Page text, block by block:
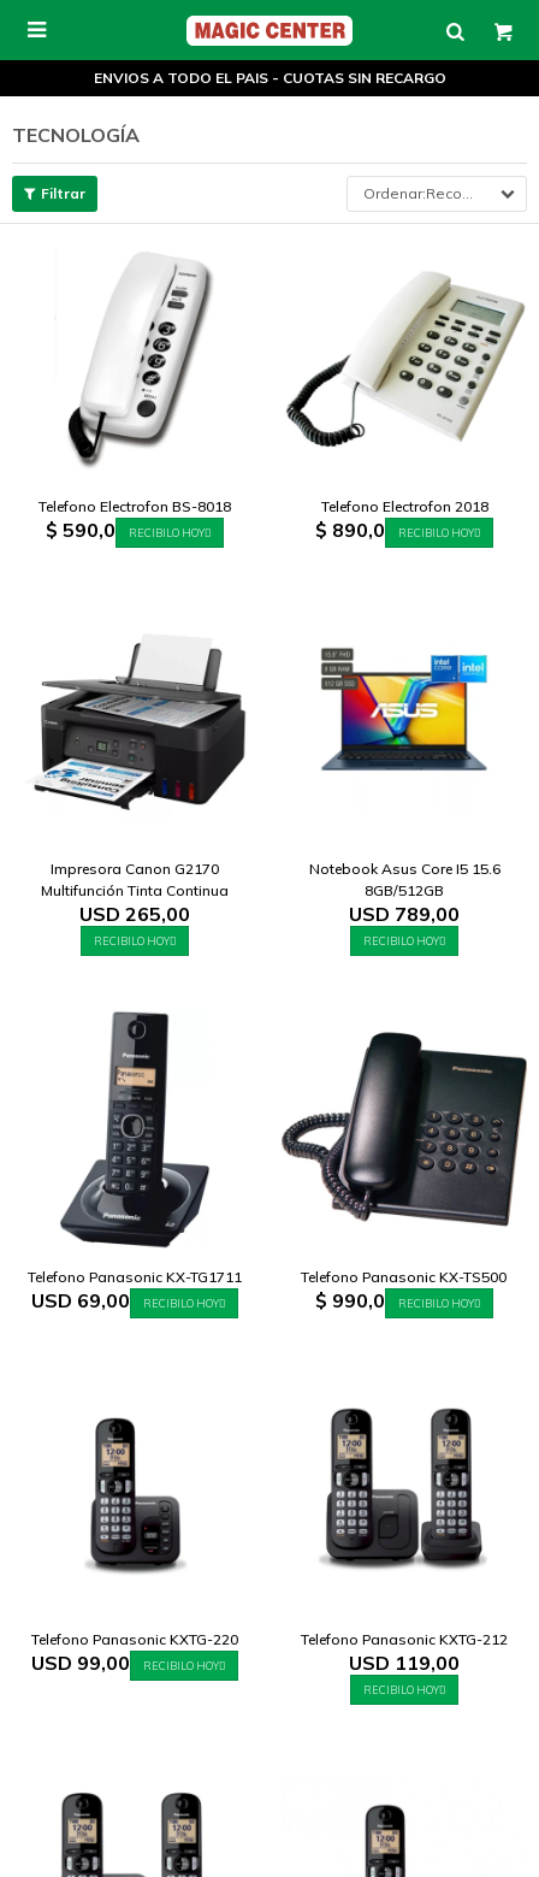

ENVIOS A TODO EL PAIS - CUOTAS SIN RECARGO
TECNOLOGÍA
Recomendados
Telefono Electrofon BS-8018
$ 590,0 RECIBILO HOY
Telefono Electrofon 2018
$ 890,0 RECIBILO HOY
Impresora Canon G2170
Multifunción Tinta Continua
USD 265,00
RECIBILO HOY
Notebook Asus Core I5 15.6
8GB/512GB
USD 789,00
RECIBILO HOY
Telefono Panasonic KX-TG1711
USD 69,00 RECIBILO HOY
Telefono Panasonic KX-TS500
$ 990,0 RECIBILO HOY
Telefono Panasonic KXTG-220
USD 99,00 RECIBILO HOY
Telefono Panasonic KXTG-212
USD 119,00
RECIBILO HOY